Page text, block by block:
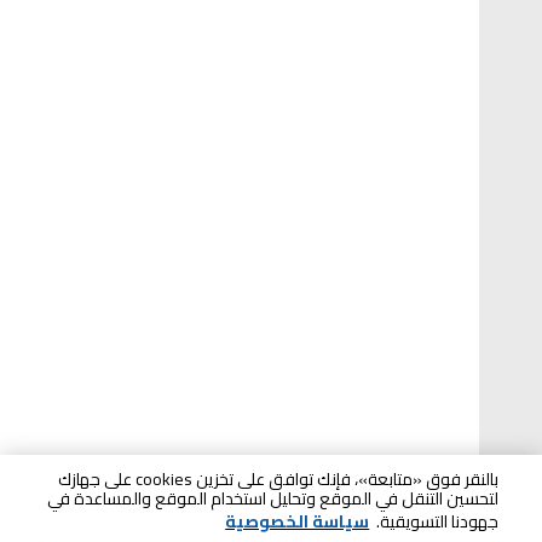
بالنقر فوق «متابعة»، فإنك توافق على تخزين cookies على جهازك
لتحسين التنقل في الموقع وتحليل استخدام الموقع والمساعدة في
جهودنا التسويقية. سياسة الخصوصية